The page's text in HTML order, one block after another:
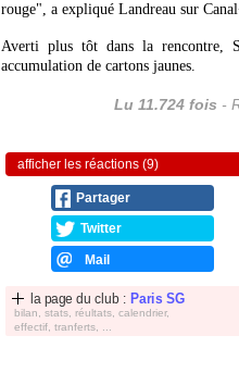
rouge", a expliqué Landreau sur
Averti plus tôt dans la rencontre,
accumulation de cartons jaunes.
Lu 11.724 fois -
afficher les réactions (9)
Partager
Twitter
Mail
la page du club : Paris SG
bilan, stats, réultats, calendrier,
effectif, tranferts, ...